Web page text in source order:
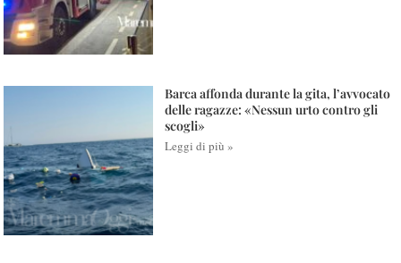
Barca affonda durante la gita, l’avvocato
delle ragazze: «Nessun urto contro gli
scogli»
Leggi di più »